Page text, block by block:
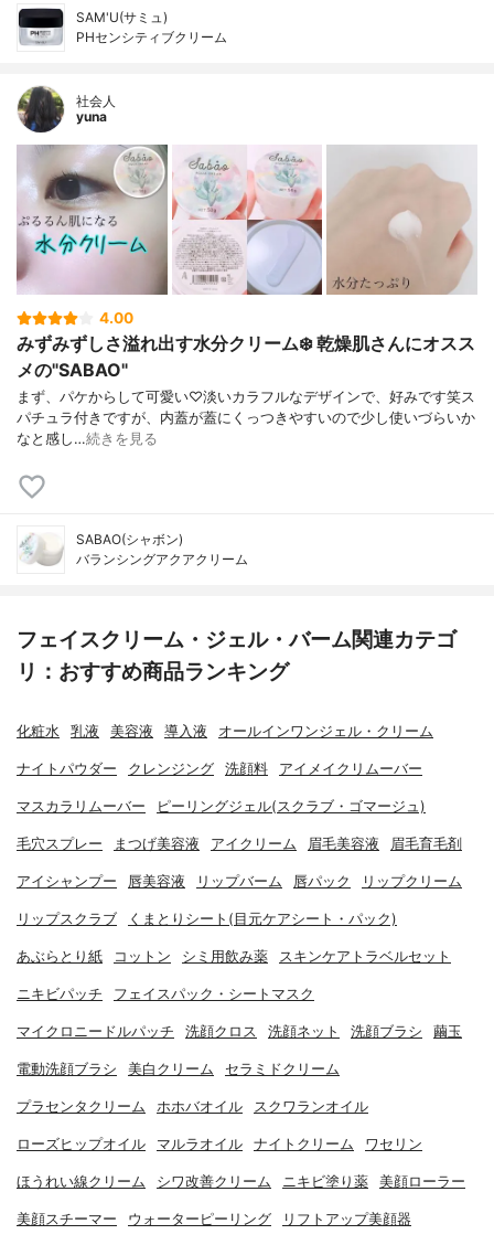
SAM'U(サミュ)
PHセンシティブクリーム
社会人
yuna
4.00
みずみずしさ溢れ出す水分クリーム❄️ 乾燥肌さんにオスス
メの"SABAO"
まず、パケからして可愛い♡淡いカラフルなデザインで、好みです笑ス
パチュラ付きですが、内蓋が蓋にくっつきやすいので少し使いづらいか
なと感し…続きを見る
SABAO(シャボン)
バランシングアクアクリーム
フェイスクリーム・ジェル・バーム関連カテゴ
リ：おすすめ商品ランキング
化粧水 乳液 美容液 導入液 オールインワンジェル・クリーム
ナイトパウダー クレンジング 洗顔料 アイメイクリムーバー
マスカラリムーバー ピーリングジェル(スクラブ・ゴマージュ)
毛穴スプレー まつげ美容液 アイクリーム 眉毛美容液 眉毛育毛剤
アイシャンプー 唇美容液 リップバーム 唇パック リップクリーム
リップスクラブ くまとりシート(目元ケアシート・パック)
あぶらとり紙 コットン シミ用飲み薬 スキンケアトラベルセット
ニキビパッチ フェイスパック・シートマスク
マイクロニードルパッチ 洗顔クロス 洗顔ネット 洗顔ブラシ 繭玉
電動洗顔ブラシ 美白クリーム セラミドクリーム
プラセンタクリーム ホホバオイル スクワランオイル
ローズヒップオイル マルラオイル ナイトクリーム ワセリン
ほうれい線クリーム シワ改善クリーム ニキビ塗り薬 美顔ローラー
美顔スチーマー ウォーターピーリング リフトアップ美顔器